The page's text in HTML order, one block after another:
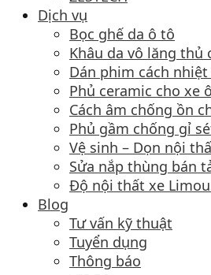
Dịch vụ
Bọc ghế da ô tô
Khâu da vô lăng thủ
Dán phim cách nhiệt
Phủ ceramic cho xe
Cách âm chống ồn
Phủ gầm chống gỉ
Vệ sinh – Dọn nội
Sửa nắp thùng bán
Độ nội thất xe
Blog
Tư vấn kỹ thuật
Tuyển dụng
Thông báo